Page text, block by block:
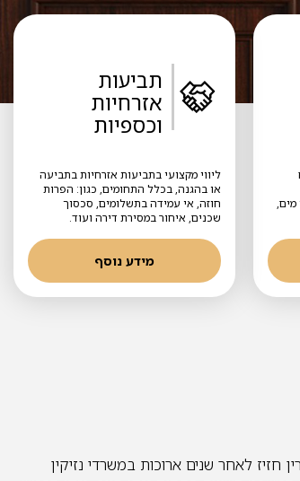
מים,
תביעות
אזרחיות
וכספיות
ליווי מקצועי בתביעות אזרחיות בתביעה
או בהגנה, בכלל התחומים, כגון: הפרות
חוזה, אי עמידה בתשלומים, סכסוך
שכנים, איחור במסירת דירה ועוד.
מידע נוסף
חזיז לאחר שנים ארוכות במשרדי נזיקין